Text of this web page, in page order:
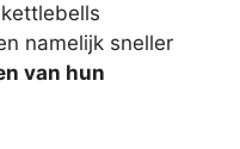
namelijk sneller
van hun